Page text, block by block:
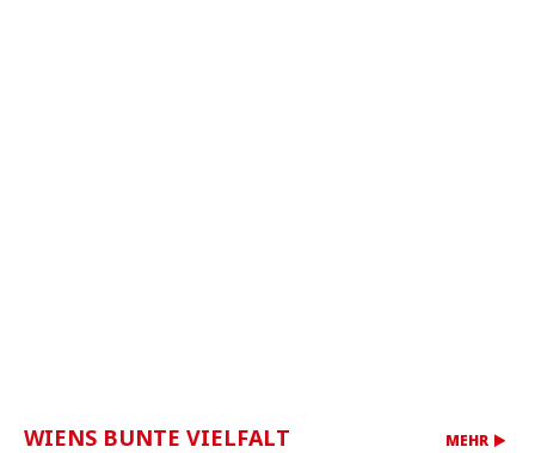
WIENS BUNTE VIELFALT MEHR